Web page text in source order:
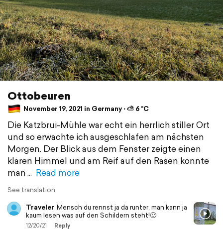
Ottobeuren
November 19, 2021 in Germany ⋅ ⛅ 6 °C
Die Katzbrui-Mühle war echt ein herrlich stiller Ort
und so erwachte ich ausgeschlafen am nächsten
Morgen. Der Blick aus dem Fenster zeigte einen
klaren Himmel und am Reif auf den Rasen konnte
man
Read more
See translation
Traveler Mensch du rennst ja da runter, man kann ja
kaum lesen was auf den Schildern steht!🙂
12/20/21 Reply